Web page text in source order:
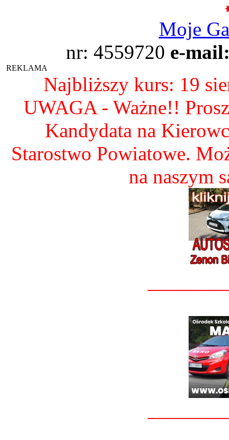
Moje
nr: 4559720 e-
REKLAMA
Najbliższy kurs: 19
UWAGA - Ważne!!
Kandydata na
Starostwo Powiatowe.
na naszym